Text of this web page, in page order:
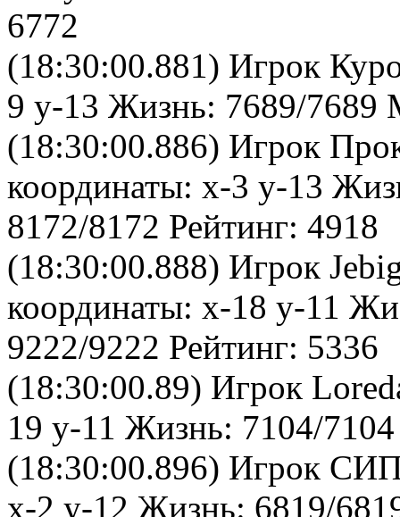
6772
(18:30:00.881) Игрок
9 y-13 Жизнь: 7689/7689
(18:30:00.886) Игрок
координаты: x-3 y-13
8172/8172 Рейтинг: 4918
(18:30:00.888) Игрок
координаты: x-18 y-11
9222/9222 Рейтинг: 5336
(18:30:00.89) Игрок
19 y-11 Жизнь: 7104/
(18:30:00.896) Игрок
x-2 y-12 Жизнь: 6819/